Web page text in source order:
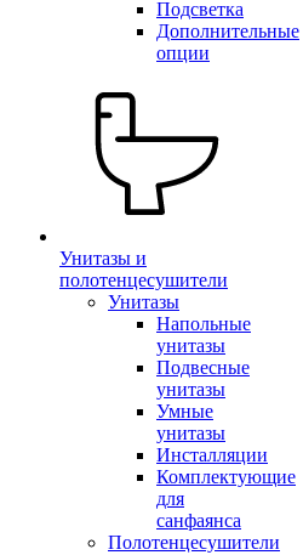
Подсветка
Дополнительные
опции
Унитазы и
полотенцесушители
Унитазы
Напольные
унитазы
Подвесные
унитазы
Умные
унитазы
Инсталляции
Комплектующие
для
санфаянса
Полотенцесушители